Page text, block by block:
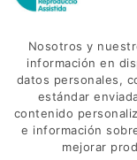
Nosotros y
información en
datos personales,
estándar
contenido
e información
mejorar